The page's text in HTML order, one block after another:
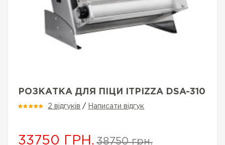
РОЗКАТКА ДЛЯ ПІЦИ ITPIZZA DSA-310
2 відгуків / Написати відгук
33750 ГРН. 38750 грн.